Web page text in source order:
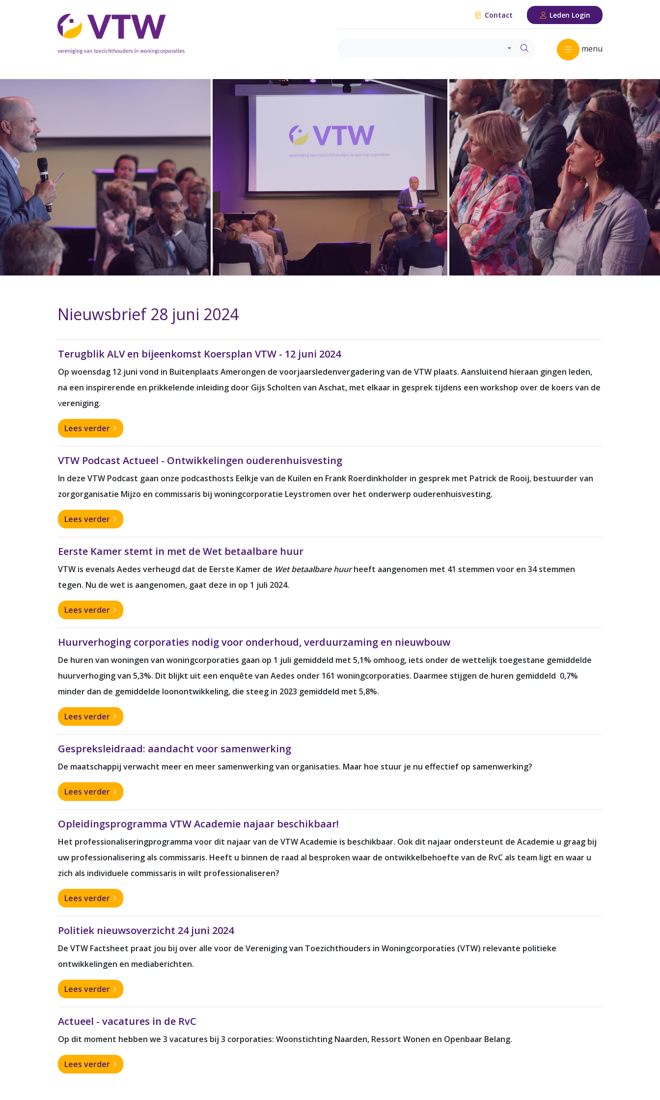
Contact Leden Login
menu
Nieuwsbrief 28 juni 2024
Terugblik ALV en bijeenkomst Koersplan VTW - 12 juni 2024
Op woensdag 12 juni vond in Buitenplaats Amerongen de voorjaarsledenvergadering van de VTW plaats. Aansluitend hieraan gingen leden,
na een inspirerende en prikkelende inleiding door Gijs Scholten van Aschat, met elkaar in gesprek tijdens een workshop over de koers van de
vereniging.
Lees verder
VTW Podcast Actueel - Ontwikkelingen ouderenhuisvesting
In deze VTW Podcast gaan onze podcasthosts Eelkje van de Kuilen en Frank Roerdinkholder in gesprek met Patrick de Rooij, bestuurder van
zorgorganisatie Mijzo en commissaris bij woningcorporatie Leystromen over het onderwerp ouderenhuisvesting.
Lees verder
Eerste Kamer stemt in met de Wet betaalbare huur
VTW is evenals Aedes verheugd dat de Eerste Kamer de Wet betaalbare huurheeft aangenomen met 41 stemmen voor en 34 stemmen
tegen. Nu de wet is aangenomen, gaat deze in op 1 juli 2024.
Lees verder
Huurverhoging corporaties nodig voor onderhoud, verduurzaming en nieuwbouw
De huren van woningen van woningcorporaties gaan op 1 juli gemiddeld met 5,1% omhoog, iets onder de wettelijk toegestane gemiddelde
huurverhoging van 5,3%. Dit blijkt uit een enquête van Aedes onder 161 woningcorporaties. Daarmee stijgen de huren gemiddeld 0,7%
minder dan de gemiddelde loonontwikkeling, die steeg in 2023 gemiddeld met 5,8%.
Lees verder
Gespreksleidraad: aandacht voor samenwerking
De maatschappij verwacht meer en meer samenwerking van organisaties. Maar hoe stuur je nu effectief op samenwerking?
Lees verder
Opleidingsprogramma VTW Academie najaar beschikbaar!
Het professionaliseringprogramma voor dit najaar van de VTW Academie is beschikbaar. Ook dit najaar ondersteunt de Academie u graag bij
uw professionalisering als commissaris. Heeft u binnen de raad al besproken waar de ontwikkelbehoefte van de RvC als team ligt en waar u
zich als individuele commissaris in wilt professionaliseren?
Lees verder
Politiek nieuwsoverzicht 24 juni 2024
De VTW Factsheet praat jou bij over alle voor de Vereniging van Toezichthouders in Woningcorporaties (VTW) relevante politieke
ontwikkelingen en mediaberichten.
Lees verder
Actueel - vacatures in de RvC
Op dit moment hebben we 3 vacatures bij 3 corporaties: Woonstichting Naarden, Ressort Wonen en Openbaar Belang.
Lees verder